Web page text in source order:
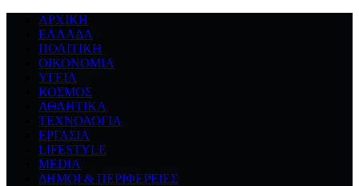
ΑΡΧΙΚΉ
ΕΛΛΆΔΑ
ΠΟΛΙΤΙΚΉ
ΟΙΚΟΝΟΜΊΑ
ΥΓΕΊΑ
ΚΌΣΜΟΣ
ΑΘΛΗΤΙΚΆ
ΤΕΧΝΟΛΟΓΙΆ
ΕΡΓΑΣΊΑ
LIFESTYLE
MEDIA
ΔΉΜΟΙ & ΠΕΡΙΦΈΡΕΙΕΣ